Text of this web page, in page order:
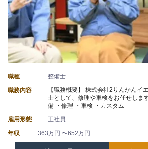
活
か
し
て
長
で
き
経
験
を
活
か
る/
株
式
会
社
２
ん
職種
整備士
職務内容
【職務概要】 株式会社2りんかんイ
士として、修理や車検をお任せしま
備 ・修理 ・車検 ・カスタム
雇用形態
正社員
年収
363万円 〜652万円